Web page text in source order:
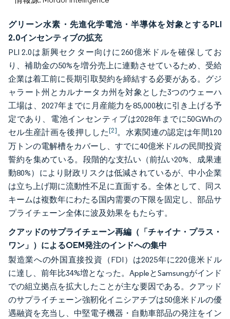
グリーン水素・先進化学電池・半導体を対象とするPLI
2.0インセンティブの拡充
PLI 2.0は新興セクター向けに260億米ドルを確保してお
り、補助金の50%を増分売上に連動させているため、受給
企業は着工前に長期引取契約を締結する必要がある。グジ
ャラート州とカルナータカ州を対象とした3つのウェーハ
工場は、2027年までに月産能力を85,000枚に引き上げる予
定であり、電池インセンティブは2028年までに50GWhの
セル生産計画を後押しした[2]。水素関連の認定は年間120
万トンの電解槽をカバーし、すでに40億米ドルの民間投資
誓約を集めている。段階的な支払い（前払い20%、成果連
動80%）により財政リスクは低減されているが、中小企業
は立ち上げ期に流動性不足に直面する。全体として、同ス
キームは複数年にわたる国内需要の下限を固定し、部品サ
プライチェーン全体に波及効果をもたらす。
クアッドのサプライチェーン再編（「チャイナ・プラス・
ワン」）によるOEM発注のインドへの集中
製造業への外国直接投資（FDI）は2025年に220億米ドル
に達し、前年比34%増となった。AppleとSamsungがインド
での組立拠点を拡大したことが主な要因である。クアッド
のサプライチェーン強靭化イニシアチブは50億米ドルの優
遇融資を充当し、中堅電子機器・自動車部品の発注をイン